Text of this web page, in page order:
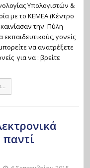
Υπολογιστών &
με το ΚΕΜΕΑ (Κέντρο
την Πύλη
γονείς
να ανατρέξετε
για να : βρείτε